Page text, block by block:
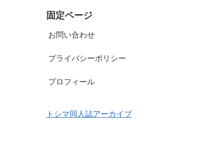
固定ページ
お問い合わせ
プライバシーポリシー
プロフィール
トシマ同人誌アーカイブ